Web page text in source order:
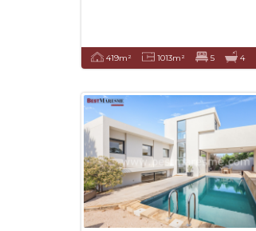
419m² 1013m² 5 4